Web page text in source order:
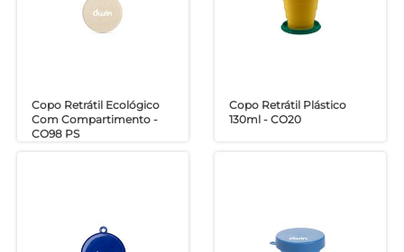
Copo Retrátil Ecológico
Com Compartimento -
CO98 PS
Copo Retrátil Plástico
130ml - CO20